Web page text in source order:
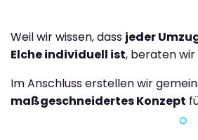
Weil wir wissen, dass jeder
Elche individuell ist, beraten wir
Im Anschluss erstellen wir
maßgeschneidertes Konzept